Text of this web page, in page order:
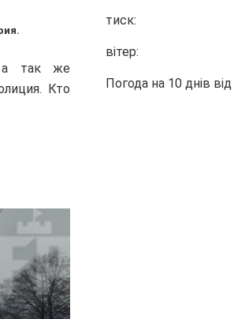
а так же
Кто
тиск:
вітер:
Погода на 10 днів від